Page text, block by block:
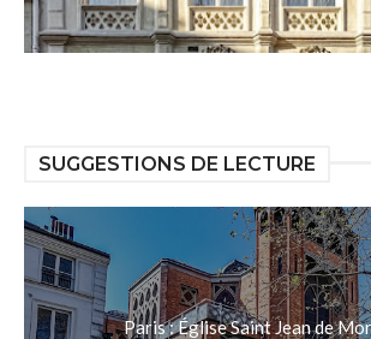
SUGGESTIONS DE LECTURE
Paris : Église Saint Jean de